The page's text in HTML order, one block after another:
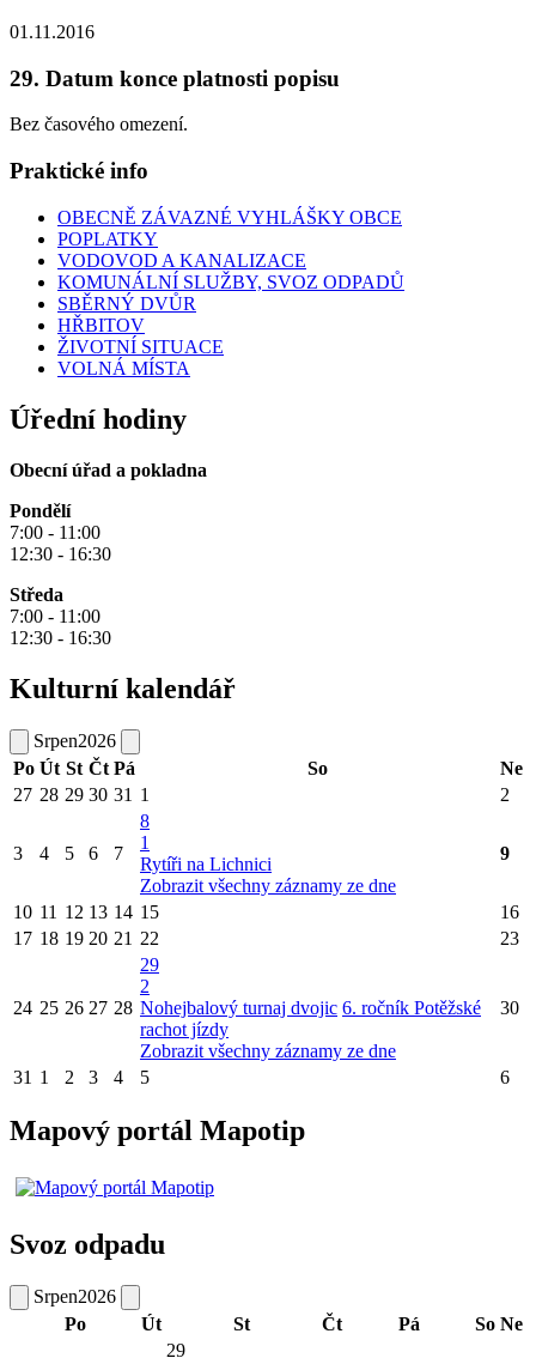
01.11.2016
29. Datum konce platnosti popisu
Bez časového omezení.
Praktické info
OBECNĚ ZÁVAZNÉ VYHLÁŠKY OBCE
POPLATKY
VODOVOD A KANALIZACE
KOMUNÁLNÍ SLUŽBY, SVOZ ODPADŮ
SBĚRNÝ DVŮR
HŘBITOV
ŽIVOTNÍ SITUACE
VOLNÁ MÍSTA
Úřední hodiny
Obecní úřad a pokladna
Pondělí
7:00 - 11:00
12:30 - 16:30
Středa
7:00 - 11:00
12:30 - 16:30
Kulturní kalendář
Srpen2026
Po Út St Čt Pá So
Ne
27 28 29 30 31 1 2
3 4 5 6 7
8
1
Rytíři na Lichnici
Zobrazit všechny záznamy ze dne
9
10 11 12 13 14 15
16
17 18 19 20 21 22 23
24 25 26 27 28
29
2
Nohejbalový turnaj dvojic 6. ročník Potěžské
rachot jízdy
Zobrazit všechny záznamy ze dne
30
31 1 2 3 4 5 6
Mapový portál Mapotip
Svoz odpadu
Srpen2026
Po
Út St Čt Pá So Ne
29